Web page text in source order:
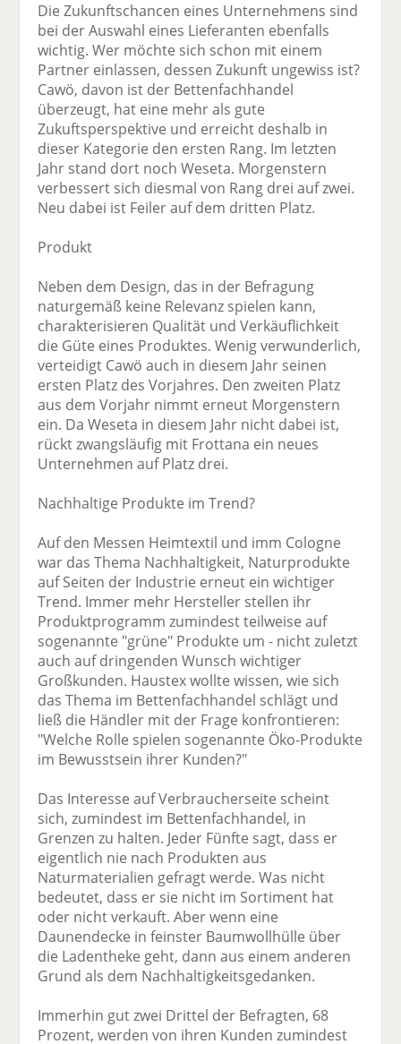
Die Zukunftschancen eines Unternehmens sind
bei der Auswahl eines Lieferanten ebenfalls
wichtig. Wer möchte sich schon mit einem
Partner einlassen, dessen Zukunft ungewiss ist?
Cawö, davon ist der Bettenfachhandel
überzeugt, hat eine mehr als gute
Zukuftsperspektive und erreicht deshalb in
dieser Kategorie den ersten Rang. Im letzten
Jahr stand dort noch Weseta. Morgenstern
verbessert sich diesmal von Rang drei auf zwei.
Neu dabei ist Feiler auf dem dritten Platz.
Produkt
Neben dem Design, das in der Befragung
naturgemäß keine Relevanz spielen kann,
charakterisieren Qualität und Verkäuflichkeit
die Güte eines Produktes. Wenig verwunderlich,
verteidigt Cawö auch in diesem Jahr seinen
ersten Platz des Vorjahres. Den zweiten Platz
aus dem Vorjahr nimmt erneut Morgenstern
ein. Da Weseta in diesem Jahr nicht dabei ist,
rückt zwangsläufig mit Frottana ein neues
Unternehmen auf Platz drei.
Nachhaltige Produkte im Trend?
Auf den Messen Heimtextil und imm Cologne
war das Thema Nachhaltigkeit, Naturprodukte
auf Seiten der Industrie erneut ein wichtiger
Trend. Immer mehr Hersteller stellen ihr
Produktprogramm zumindest teilweise auf
sogenannte "grüne" Produkte um - nicht zuletzt
auch auf dringenden Wunsch wichtiger
Großkunden. Haustex wollte wissen, wie sich
das Thema im Bettenfachhandel schlägt und
ließ die Händler mit der Frage konfrontieren:
"Welche Rolle spielen sogenannte Öko-Produkte
im Bewusstsein ihrer Kunden?"
Das Interesse auf Verbraucherseite scheint
sich, zumindest im Bettenfachhandel, in
Grenzen zu halten. Jeder Fünfte sagt, dass er
eigentlich nie nach Produkten aus
Naturmaterialien gefragt werde. Was nicht
bedeutet, dass er sie nicht im Sortiment hat
oder nicht verkauft. Aber wenn eine
Daunendecke in feinster Baumwollhülle über
die Ladentheke geht, dann aus einem anderen
Grund als dem Nachhaltigkeitsgedanken.
Immerhin gut zwei Drittel der Befragten, 68
Prozent, werden von ihren Kunden zumindest